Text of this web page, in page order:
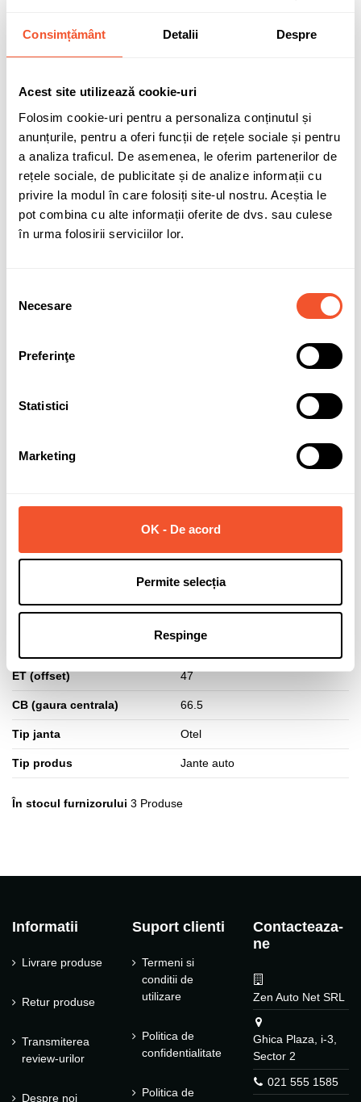
Consimțământ Detalii Despre
Acest site utilizează cookie-uri
Folosim cookie-uri pentru a personaliza conținutul și
anunțurile, pentru a oferi funcții de rețele sociale și pentru
a analiza traficul. De asemenea, le oferim partenerilor de
rețele sociale, de publicitate și de analize informații cu
privire la modul în care folosiți site-ul nostru. Aceștia le
pot combina cu alte informații oferite de dvs. sau culese
în urma folosirii serviciilor lor.
consimțământului
Necesare
Preferinţe
Statistici
Marketing
OK - De acord
Permite selecția
Respinge
Cod: 7620
Ultimele produse în stocul furnizorului
Data estimată pentru expediere prin curier: Luni, 10/08/2026
309,06 lei
Detalii ale produsului
Marca ALCAR STAHLRAD
6.5
Diametru janta 15
ET (offset) 47
CB (gaura centrala) 66.5
Tip janta Otel
Tip produs Jante auto
În stocul furnizorului 3 Produse
Informatii
Livrare produse
Retur produse
Transmiterea
review-urilor
Despre noi
Suport clienti
Termeni si
conditii de
utilizare
Politica de
confidentialitate
Politica de
Contacteaza-
ne
Zen Auto Net SRL
Ghica Plaza, i-3,
Sector 2
021 555 1585